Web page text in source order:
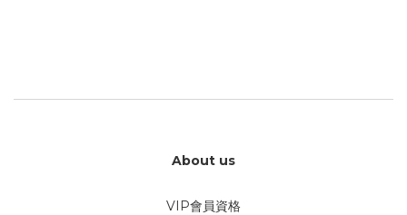
About us
VIP會員資格